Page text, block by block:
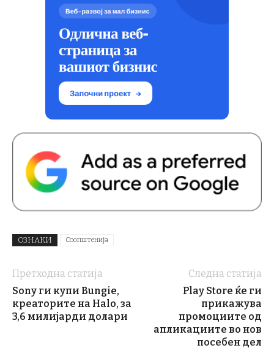
ОЗНАКИ Соопштенија
Претходна статија
Sony ги купи Bungie,
креаторите на Halo, за
3,6 милијарди долари
Следна статија
Play Store ќе ги
прикажува
промоциите од
апликациите во нов
посебен дел